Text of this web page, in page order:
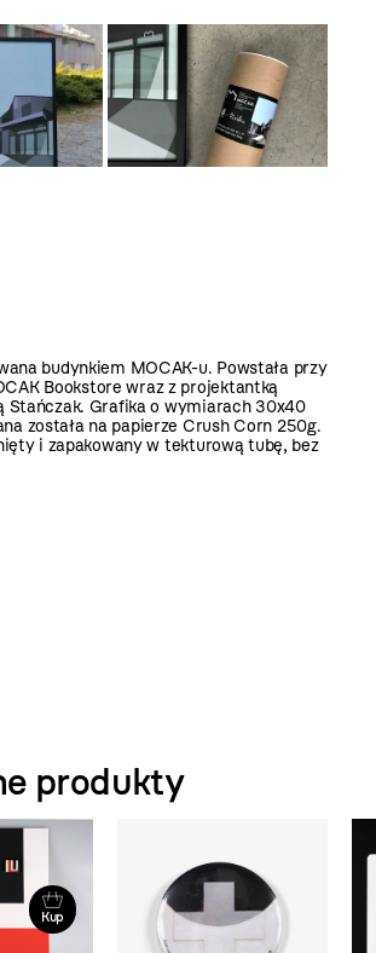
budynkiem MOCAK-u. Powstała przy
Bookstore wraz z projektantką
Stańczak. Grafika o wymiarach 30x40
została na papierze Crush Corn 250g.
i zapakowany w tekturową tubę, bez
produkty
Kup